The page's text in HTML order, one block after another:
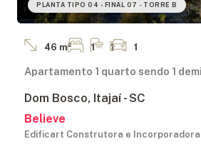
PLANTA TIPO 04 - FINAL 07 - TORRE B
46 m² 1 1 1
Apartamento 1 quarto sendo 1
Dom Bosco, Itajaí - SC
Believe
Edificart Construtora e Incorporadora